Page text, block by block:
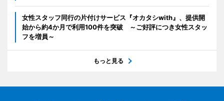
女性スタッフ同行の片付けサービス『オカタシwith』、提供開
始から約4か月で利用100件を突破 ～ご好評につき女性スタッ
フを増員～
もっと見る